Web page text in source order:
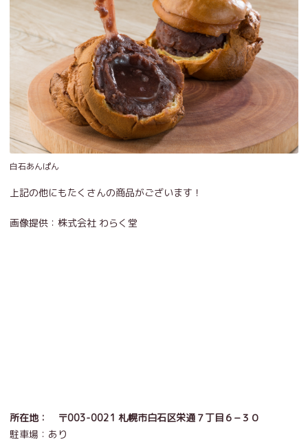
白石あんぱん
上記の他にもたくさんの商品がございます！
画像提供：株式会社 わらく堂
所在地： 〒003-0021 札幌市白石区栄通７丁目６−３０
駐車場：あり